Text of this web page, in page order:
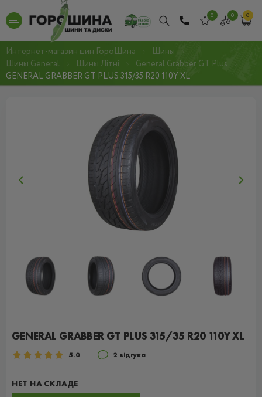
0 0 0
Интернет-магазин шин ГороШина
Шины
Шины General
Шины Літні
General Grabber GT Plus
GENERAL GRABBER GT PLUS 315/35 R20 110Y XL
GENERAL GRABBER GT PLUS 315/35 R20 110Y XL
5.0 2 відгука
НЕТ НА СКЛАДЕ